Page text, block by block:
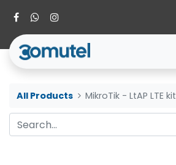
All Products MikroTik - LtAP LTE kit